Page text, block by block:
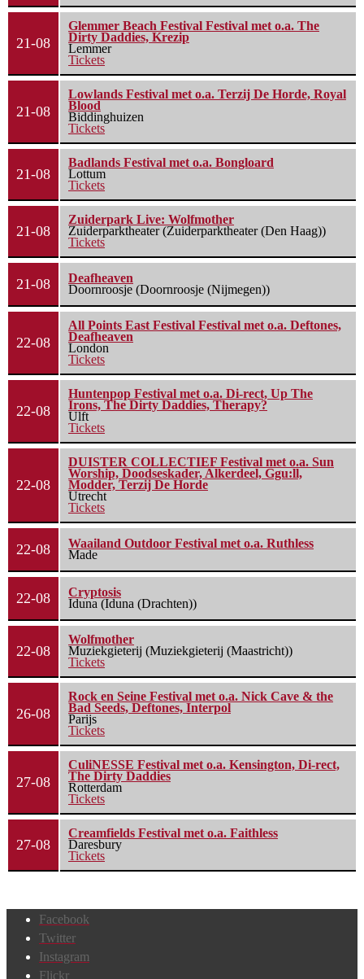
21-08
Glemmer Beach Festival Festival met o.a. The
Dirty Daddies, Krezip
Lemmer
Tickets
21-08
Lowlands Festival met o.a. Terzij De Horde, Royal
Blood
Biddinghuizen
Tickets
21-08
Badlands Festival met o.a. Bongloard
Lottum
Tickets
21-08
Zuiderpark Live: Wolfmother
Zuiderparktheater (Zuiderparktheater (Den Haag))
Tickets
21-08
Deafheaven
Doornroosje (Doornroosje (Nijmegen))
22-08
All Points East Festival Festival met o.a. Deftones,
Deafheaven
London
Tickets
22-08
Huntenpop Festival met o.a. Di-rect, Up The
Irons, The Dirty Daddies, Therapy?
Ulft
Tickets
22-08
DUISTER COLLECTIEF Festival met o.a. Sun
Worship, Doodseskader, Alkerdeel, Ggu:ll,
Modder, Terzij De Horde
Utrecht
Tickets
22-08
Waailand Outdoor Festival met o.a. Ruthless
Made
22-08
Cryptosis
Iduna (Iduna (Drachten))
22-08
Wolfmother
Muziekgieterij (Muziekgieterij (Maastricht))
Tickets
26-08
Rock en Seine Festival met o.a. Nick Cave & the
Bad Seeds, Deftones, Interpol
Parijs
Tickets
27-08
CuliNESSE Festival met o.a. Kensington, Di-rect,
The Dirty Daddies
Rotterdam
Tickets
27-08
Creamfields Festival met o.a. Faithless
Daresbury
Tickets
Facebook
Twitter
Instagram
Flickr